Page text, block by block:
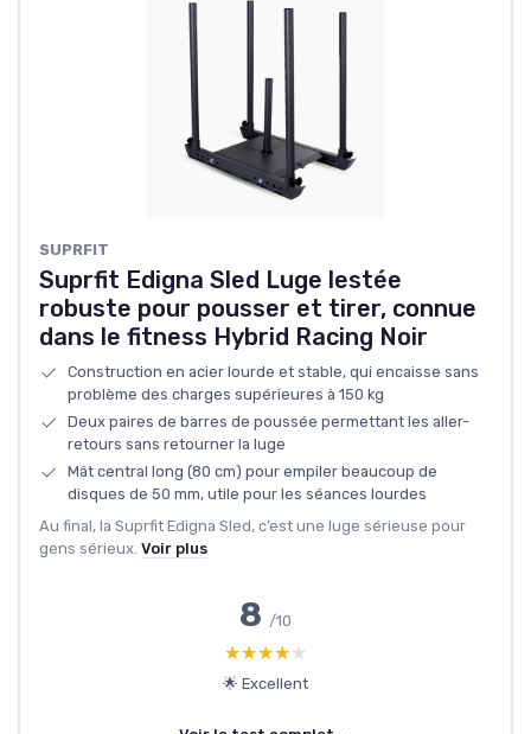
SUPRFIT
Suprfit Edigna Sled Luge lestée
robuste pour pousser et tirer, connue
dans le fitness Hybrid Racing Noir
Construction en acier lourde et stable, qui encaisse sans
problème des charges supérieures à 150 kg
Deux paires de barres de poussée permettant les aller-
retours sans retourner la luge
Mât central long (80 cm) pour empiler beaucoup de
disques de 50 mm, utile pour les séances lourdes
Au final, la Suprfit Edigna Sled, c’est une luge sérieuse pour
gens sérieux. Voir plus
8 /10
★★★★★
★★★★★
🌟 Excellent